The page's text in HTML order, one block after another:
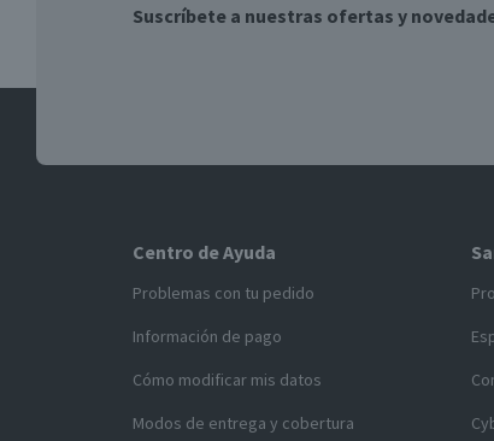
Suscríbete a nuestras ofertas y
Centro de Ayuda
Problemas con tu pedido
Información de pago
Cómo modificar mis datos
Modos de entrega y cobertura